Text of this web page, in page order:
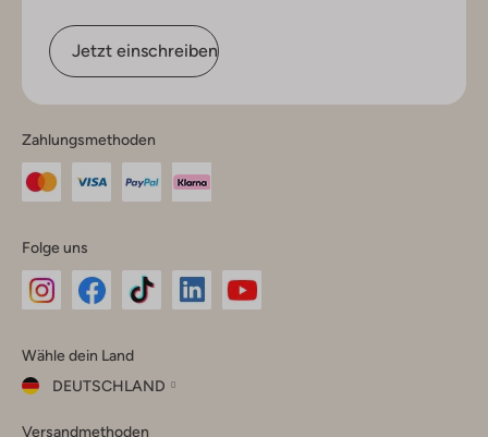
Jetzt einschreiben
Zahlungsmethoden
Folge uns
Instagram
Facebook
TikTok
Wähle dein Land
DEUTSCHLAND
dein
Versandmethoden